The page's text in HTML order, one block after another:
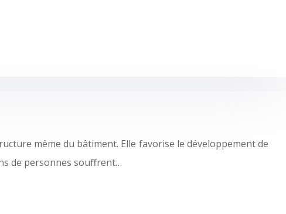
même du bâtiment. Elle favorise le développement de
de personnes souffrent…